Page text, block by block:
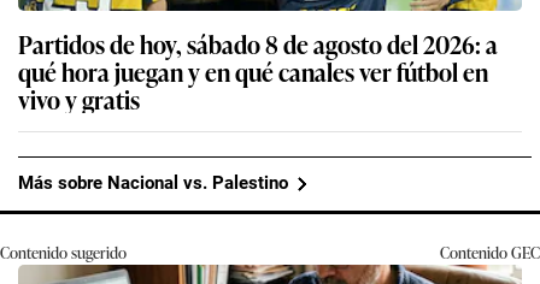
Partidos de hoy, sábado 8 de agosto del 2026: a
qué hora juegan y en qué canales ver fútbol en
vivo y gratis
Más sobre Nacional vs. Palestino
Contenido sugerido ContenidoGEC